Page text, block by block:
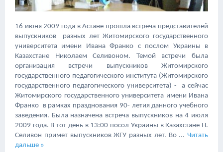
16 июня 2009 года в Астане прошла встреча представителей
выпускников разных лет Житомирского государственного
университета имени Ивана Франко с послом Украины в
Казахстане Николаем Селивоном. Темой встречи была
организация встречи выпускников Житомирского
государственного педагогического института (Житомирского
государственного педагогического университета) - а сейчас
Житомирского государственного университета имени Ивана
Франко в рамках празднования 90- летия данного учебного
заведения. Была назначена встреча выпускников на 4 июля
2009 года. В тот день в 13:00 посол Украины в Казахстане Н.
Селивон примет выпускников ЖГУ разных лет. Во ... Читать
дальше »